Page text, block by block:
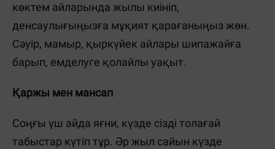
көктем айларында жылы киініп,
денсаулығыңызға мұқият қарағаныңыз жөн.
Сәуір, мамыр, қыркүйек айлары шипажайға
барып, емделуге қолайлы уақыт.
Қаржы мен мансап
Соңғы үш айда яғни, күзде сізді толағай
табыстар күтіп тұр. Әр жыл сайын күзде